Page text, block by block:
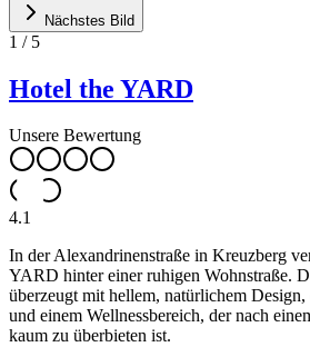
Nächstes Bild
1 / 5
Hotel the YARD
Unsere Bewertung
4.1
In der Alexandrinenstraße in Kreuzberg
YARD hinter einer ruhigen Wohnstraße.
überzeugt mit hellem, natürlichem
und einem Wellnessbereich, der nach
kaum zu überbieten ist.